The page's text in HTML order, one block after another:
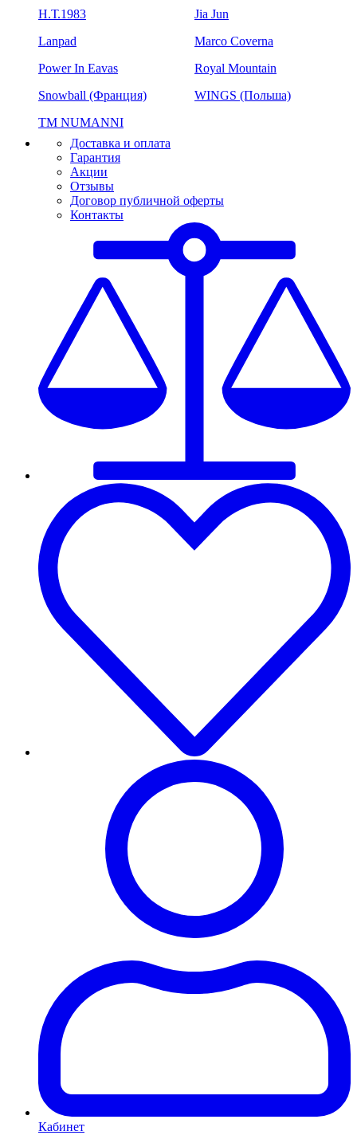
H.Т.1983
Jia Jun
Lanpad
Marco Coverna
Power In Eavas
Royal Mountain
Snowball (Франция)
WINGS (Польша)
ТМ NUMANNI
Доставка и оплата
Гарантия
Акции
Отзывы
Договор публичной оферты
Контакты
Кабинет